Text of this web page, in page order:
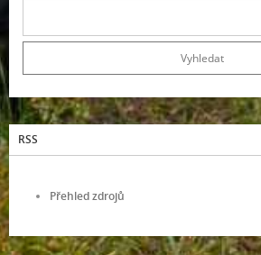
RSS
Přehled zdrojů